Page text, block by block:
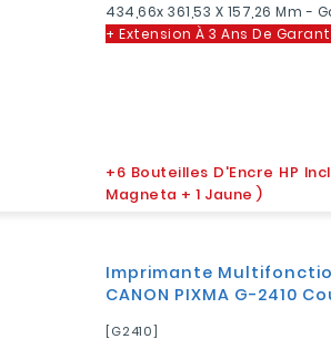
434,66x 361,53 X 157,26 Mm -
+ Extension À 3 Ans De
+6 Bouteilles D'Encre HP
Magneta + 1 Jaune )
Imprimante
CANON PIXMA G-2410
[G2410]